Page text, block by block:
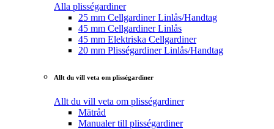
Alla plisségardiner
25 mm Cellgardiner Linlås/Handtag
45 mm Cellgardiner Linlås
45 mm Elektriska Cellgardiner
20 mm Plisségardiner Linlås/Handtag
Allt du vill veta om plisségardiner
Allt du vill veta om plisségardiner
Mätråd
Manualer till plisségardiner